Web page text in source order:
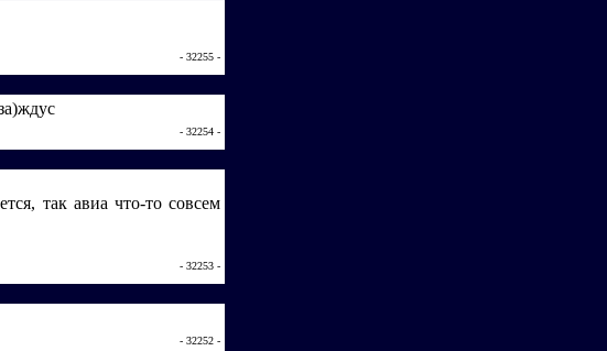
- 32255 -
- 32254 -
так авиа что-то совсем
- 32253 -
- 32252 -